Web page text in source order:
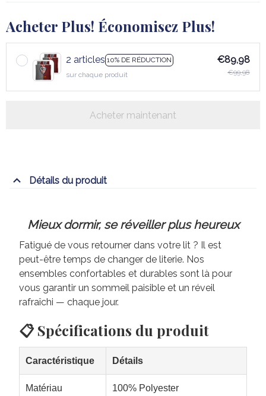
Acheter Plus! Économisez Plus!
2 articles 10% DE RÉDUCTION
sur chaque produit
€89,98
€99,98
Acheter maintenant
Détails du produit
Mieux dormir, se réveiller plus heureux
Fatigué de vous retourner dans votre lit ? Il est
peut-être temps de changer de literie. Nos
ensembles confortables et durables sont là pour
vous garantir un sommeil paisible et un réveil
rafraîchi — chaque jour.
📋 Spécifications du produit
Caractéristique Détails
Matériau 100% Polyester